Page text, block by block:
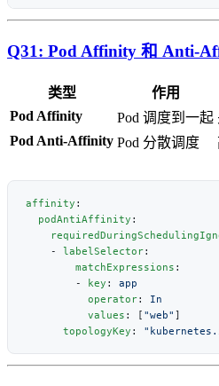
Q31: Pod Affinity 和 Anti-
类型 作用
Pod Affinity
Pod 调度到一起
Pod Anti-Affinity Pod 分散调度
affinity
  podAntiAffinity
    -
labelSelector
        matchExpressions
        -
key :
          operator
:
          values
: [ "web"
      topologyKey
: